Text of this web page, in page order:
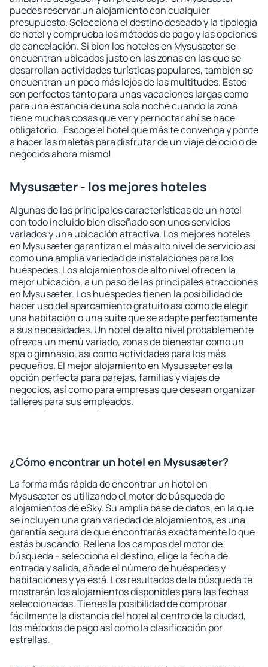
puedes reservar un alojamiento con cualquier
presupuesto. Selecciona el destino deseado y la tipología
de hotel y comprueba los métodos de pago y las opciones
de cancelación. Si bien los hoteles en Mysusæter se
encuentran ubicados justo en las zonas en las que se
desarrollan actividades turísticas populares, también se
encuentran un poco más lejos de las multitudes. Estos
son perfectos tanto para unas vacaciones largas como
para una estancia de una sola noche cuando la zona
tiene muchas cosas que ver y pernoctar ahí se hace
obligatorio. ¡Escoge el hotel que más te convenga y ponte
a hacer las maletas para disfrutar de un viaje de ocio o de
negocios ahora mismo!
Mysusæter - los mejores hoteles
Algunas de las principales características de un hotel
con todo incluido bien diseñado son unos servicios
variados y una ubicación atractiva. Los mejores hoteles
en Mysusæter garantizan el más alto nivel de servicio así
como una amplia variedad de instalaciones para los
huéspedes. Los alojamientos de alto nivel ofrecen la
mejor ubicación, a un paso de las principales atracciones
en Mysusæter. Los huéspedes tienen la posibilidad de
hacer uso del aparcamiento gratuito así como de elegir
una habitación o una suite que se adapte perfectamente
a sus necesidades. Un hotel de alto nivel probablemente
ofrezca un menú variado, zonas de bienestar como un
spa o gimnasio, así como actividades para los más
pequeños. El mejor alojamiento en Mysusæter es la
opción perfecta para parejas, familias y viajes de
negocios, así como para empresas que desean organizar
talleres para sus empleados.
¿Cómo encontrar un hotel en Mysusæter?
La forma más rápida de encontrar un hotel en
Mysusæter es utilizando el motor de búsqueda de
alojamientos de eSky. Su amplia base de datos, en la que
se incluyen una gran variedad de alojamientos, es una
garantía segura de que encontrarás exactamente lo que
estás buscando. Rellena los campos del motor de
búsqueda - selecciona el destino, elige la fecha de
entrada y salida, añade el número de huéspedes y
habitaciones y ya está. Los resultados de la búsqueda te
mostrarán los alojamientos disponibles para las fechas
seleccionadas. Tienes la posibilidad de comprobar
fácilmente la distancia del hotel al centro de la ciudad,
los métodos de pago así como la clasificación por
estrellas.